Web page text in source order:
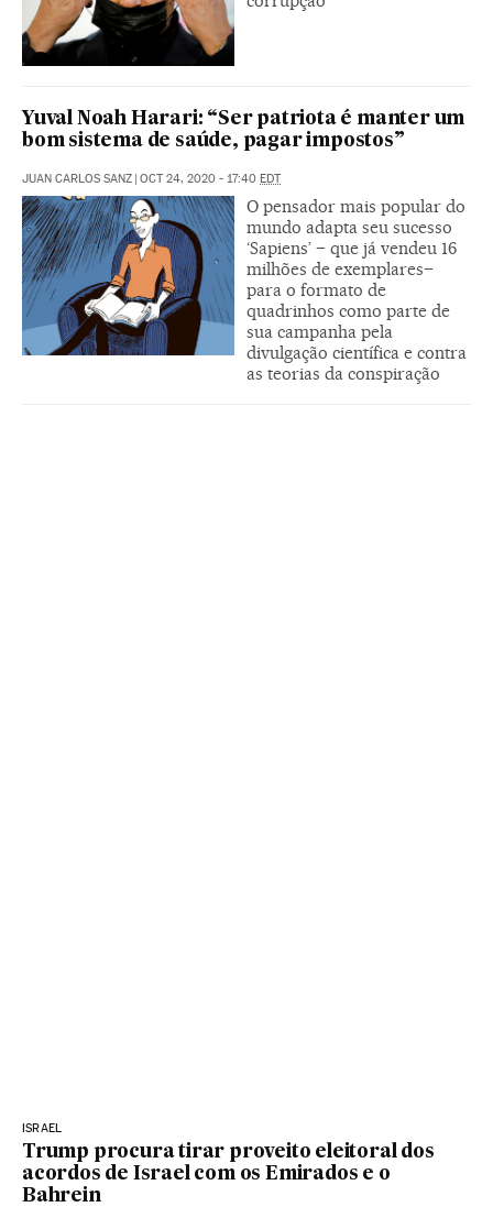
Yuval Noah Harari: “Ser patriota é manter um
bom sistema de saúde, pagar impostos”
JUAN CARLOS SANZ | OCT 24, 2020 - 17:40 EDT
O pensador mais popular do
mundo adapta seu sucesso
‘Sapiens’ – que já vendeu 16
milhões de exemplares–
para o formato de
quadrinhos como parte de
sua campanha pela
divulgação científica e contra
as teorias da conspiração
ISRAEL
Trump procura tirar proveito eleitoral dos
acordos de Israel com os Emirados e o
Bahrein